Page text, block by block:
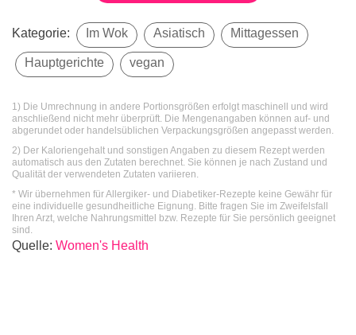
Kategorie: Im Wok Asiatisch Mittagessen
Hauptgerichte vegan
1) Die Umrechnung in andere Portionsgrößen erfolgt maschinell und wird
anschließend nicht mehr überprüft. Die Mengenangaben können auf- und
abgerundet oder handelsüblichen Verpackungsgrößen angepasst werden.
2) Der Kaloriengehalt und sonstigen Angaben zu diesem Rezept werden
automatisch aus den Zutaten berechnet. Sie können je nach Zustand und
Qualität der verwendeten Zutaten variieren.
* Wir übernehmen für Allergiker- und Diabetiker-Rezepte keine Gewähr für
eine individuelle gesundheitliche Eignung. Bitte fragen Sie im Zweifelsfall
Ihren Arzt, welche Nahrungsmittel bzw. Rezepte für Sie persönlich geeignet
sind.
Quelle: Women's Health